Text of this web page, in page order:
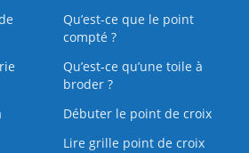
Qu’est-ce que le point
compté ?
Qu’est‑ce qu’une toile à
broder ?
Débuter le point de croix
Lire grille point de croix